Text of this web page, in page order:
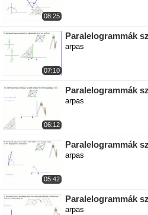
08:25
07:10
Paralelogrammák
arpas
06:12
Paralelogrammák
arpas
05:42
Paralelogrammák
arpas
Paralelogrammák
arpas